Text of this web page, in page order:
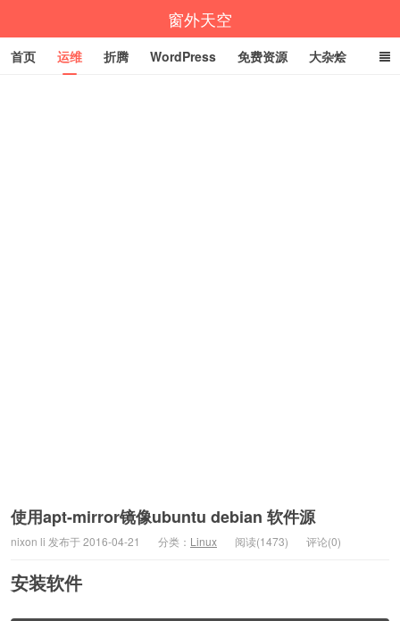
窗外天空
首页 运维 折腾 WordPress 免费资源 大杂烩
使用apt-mirror镜像ubuntu debian 软件源
nixon li 发布于 2016-04-21 分类： Linux 阅读(1473) 评论(0)
安装软件